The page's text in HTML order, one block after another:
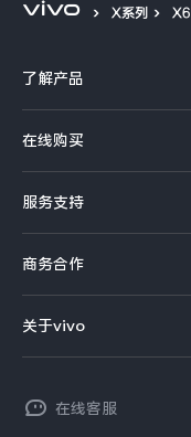
X系列 X6
了解产品
S系列
Y系列
iQOO手机
T系列
NEX系列
在线购买
选购手机
选购配件
订单查询
服务支持
服务网点
查找手机
商务合作
开放平台
vivo 企业业务
关于vivo
工作机会在线客服